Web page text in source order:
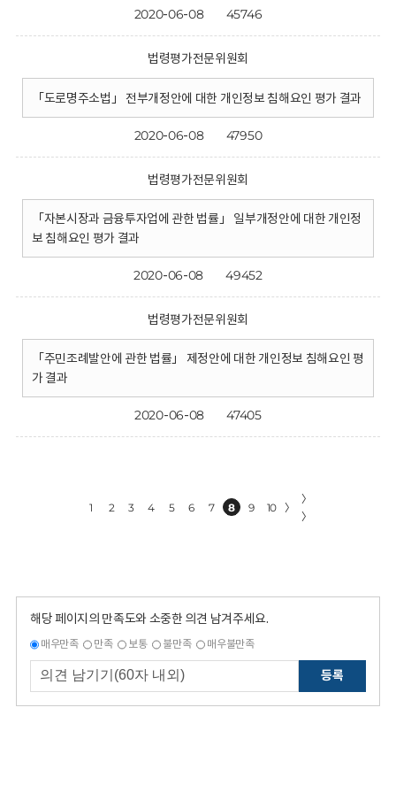
2020-06-08 45746
법령평가전문위원회
「도로명주소법」 전부개정안에 대한 개인정보 침해요인 평가 결과
2020-06-08 47950
법령평가전문위원회
「자본시장과 금융투자업에 관한 법률」 일부개정안에 대한 개인정
보 침해요인 평가 결과
2020-06-08 49452
법령평가전문위원회
「주민조례발안에 관한 법률」 제정안에 대한 개인정보 침해요인 평
가 결과
2020-06-08 47405
1 2 3 4 5 6 7 8 9 10 〉
〉
〉
해당 페이지의 만족도와 소중한 의견 남겨주세요.
매우만족 만족 보통 불만족 매우불만족
등록